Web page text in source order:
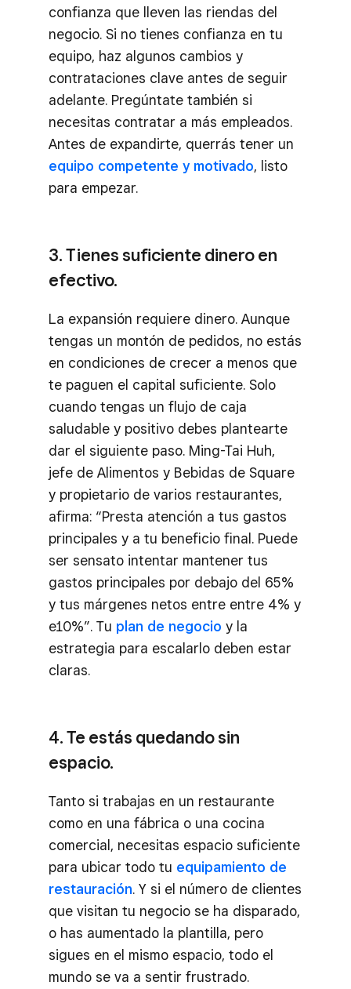
confianza que lleven las riendas del
negocio. Si no tienes confianza en tu
equipo, haz algunos cambios y
contrataciones clave antes de seguir
adelante. Pregúntate también si
necesitas contratar a más empleados.
Antes de expandirte, querrás tener un
equipo competente y motivado, listo
para empezar.
3. Tienes suficiente dinero en
efectivo.
La expansión requiere dinero. Aunque
tengas un montón de pedidos, no estás
en condiciones de crecer a menos que
te paguen el capital suficiente. Solo
cuando tengas un flujo de caja
saludable y positivo debes plantearte
dar el siguiente paso. Ming-Tai Huh,
jefe de Alimentos y Bebidas de Square
y propietario de varios restaurantes,
afirma: “Presta atención a tus gastos
principales y a tu beneficio final. Puede
ser sensato intentar mantener tus
gastos principales por debajo del 65%
y tus márgenes netos entre entre 4% y
e10%”. Tu plan de negocio y la
estrategia para escalarlo deben estar
claras.
4. Te estás quedando sin
espacio.
Tanto si trabajas en un restaurante
como en una fábrica o una cocina
comercial, necesitas espacio suficiente
para ubicar todo tu equipamiento de
restauración. Y si el número de clientes
que visitan tu negocio se ha disparado,
o has aumentado la plantilla, pero
sigues en el mismo espacio, todo el
mundo se va a sentir frustrado.